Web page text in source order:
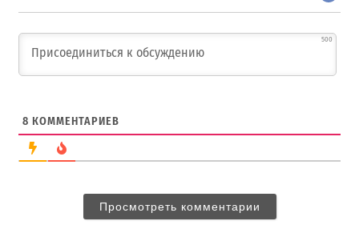
500
8 КОММЕНТАРИЕВ
Просмотреть комментарии